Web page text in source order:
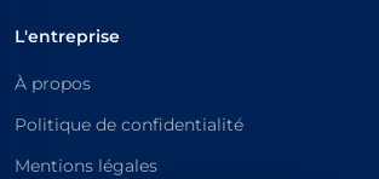
L'entreprise
À propos
Politique de confidentialité
Mentions légales